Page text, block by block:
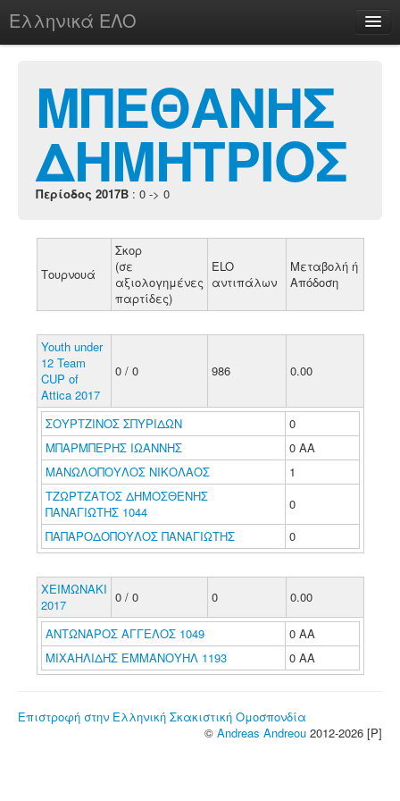
Ελληνικά ΕΛΟ
chesstu.be @ discord
Login
ΜΠΕΘΑΝΗΣ
ΔΗΜΗΤΡΙΟΣ
Περίοδος 2017B : 0 -> 0
Τουρνουά
Σκορ
(σε
αξιολογημένες
παρτίδες)
ELO
αντιπάλων
Μεταβολή ή
Απόδοση
Youth under
12 Team
CUP of
Attica 2017
0 / 0 986 0.00
ΣΟΥΡΤΖΙΝΟΣ ΣΠΥΡΙΔΩΝ
0
ΜΠΑΡΜΠΕΡΗΣ ΙΩΑΝΝΗΣ
0 ΑΑ
ΜΑΝΩΛΟΠΟΥΛΟΣ ΝΙΚΟΛΑΟΣ
1
ΤΖΩΡΤΖΑΤΟΣ ΔΗΜΟΣΘΕΝΗΣ
ΠΑΝΑΓΙΩΤΗΣ 1044
0
ΠΑΠΑΡΟΔΟΠΟΥΛΟΣ ΠΑΝΑΓΙΩΤΗΣ
0
ΧΕΙΜΩΝΑΚΙ
2017
0 / 0 0 0.00
ΑΝΤΩΝΑΡΟΣ ΑΓΓΕΛΟΣ 1049
0 ΑΑ
ΜΙΧΑΗΛΙΔΗΣ ΕΜΜΑΝΟΥΗΛ 1193
0 ΑΑ
Επιστροφή στην Ελληνική Σκακιστική Ομοσπονδία
© Andreas Andreou 2012-2026 [P]